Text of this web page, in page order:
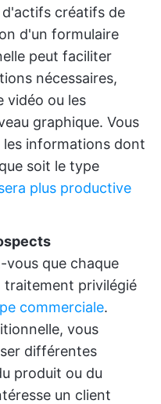
d'actifs créatifs de
d'un formulaire
peut faciliter
nécessaires,
vidéo ou les
graphique. Vous
informations dont
soit le type
plus productive
vous que chaque
privilégié
commerciale.
vous
différentes
produit ou du
un client